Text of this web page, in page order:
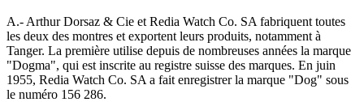
A.- Arthur Dorsaz & Cie et Redia Watch Co. SA fabriquent toutes
les deux des montres et exportent leurs produits, notamment à
Tanger. La première utilise depuis de nombreuses années la marque
"Dogma", qui est inscrite au registre suisse des marques. En juin
1955, Redia Watch Co. SA a fait enregistrer la marque "Dog" sous
le numéro 156 286.